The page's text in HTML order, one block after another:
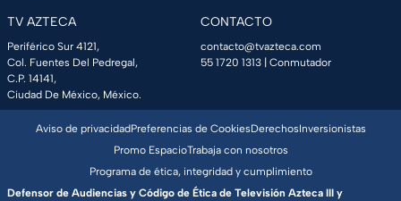
TV AZTECA
Periférico Sur 4121,
Col. Fuentes Del Pedregal,
C.P. 14141,
Ciudad De México, México.
CONTACTO
contacto@tvazteca.com
55 1720 1313 | Conmutador
Aviso de privacidadPreferencias de CookiesDerechosInversionistas
Promo EspacioTrabaja con nosotros
Programa de ética, integridad y cumplimiento
Defensor de Audiencias y Código de Ética de Televisión Azteca III y